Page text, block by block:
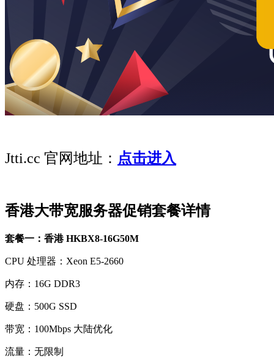
Jtti.cc 官网地址： 点击进入
香港大带宽服务器促销套餐详情
套餐一：香港 HKBX8-16G50M
CPU 处理器：Xeon E5-2660
内存：16G DDR3
硬盘：500G SSD
带宽：100Mbps 大陆优化
流量：无限制